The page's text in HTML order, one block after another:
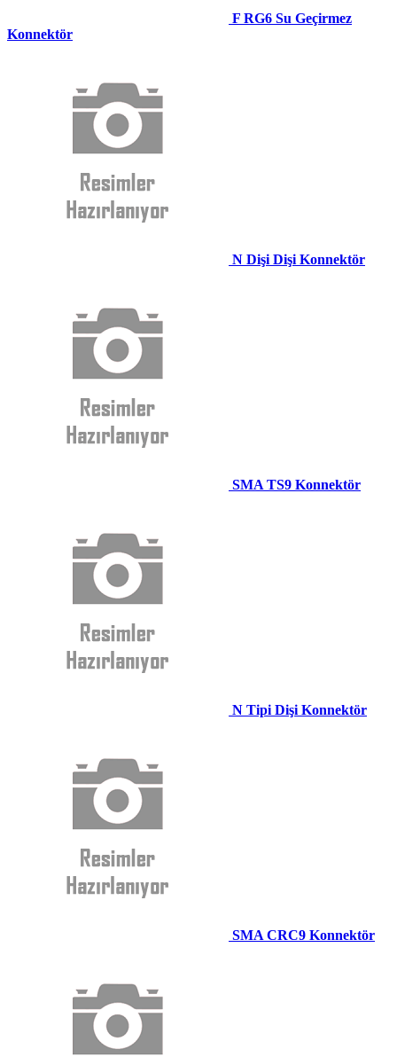
F RG6 Su Geçirmez
Konnektör
N Dişi Dişi Konnektör
SMA TS9 Konnektör
N Tipi Dişi Konnektör
SMA CRC9 Konnektör